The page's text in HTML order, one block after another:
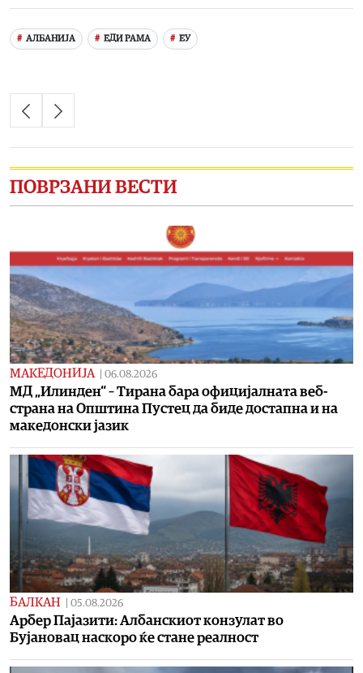
АЛБАНИЈА ЕДИ РАМА ЕУ
ПОВРЗАНИ ВЕСТИ
МАКЕДОНИЈА | 06.08.2026
МД „Илинден“ – Тирана бара официјалната веб-
страна на Општина Пустец да биде достапна и на
македонски јазик
БАЛКАН | 05.08.2026
Арбер Пајазити: Албанскиот конзулат во
Бујановац наскоро ќе стане реалност